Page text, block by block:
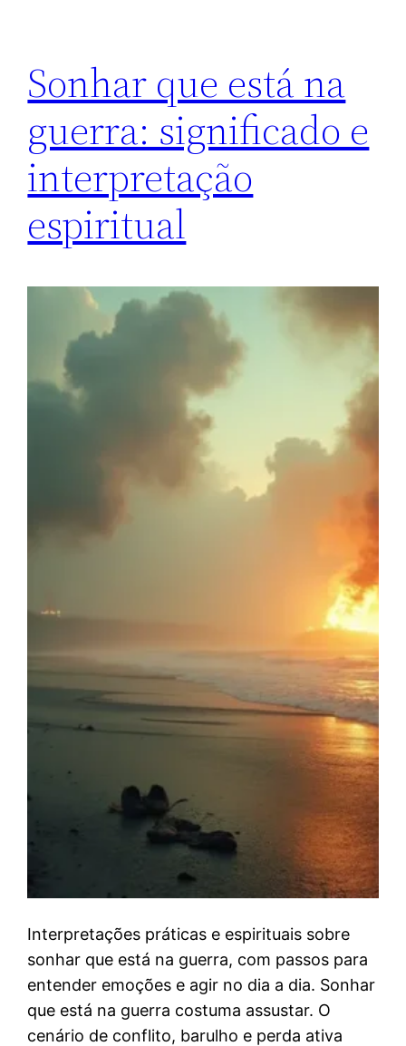
Sonhar que está na
guerra: significado e
interpretação
espiritual
Interpretações práticas e espirituais sobre
sonhar que está na guerra, com passos para
entender emoções e agir no dia a dia. Sonhar
que está na guerra costuma assustar. O
cenário de conflito, barulho e perda ativa